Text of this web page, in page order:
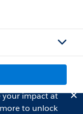
your impact at
to unlock